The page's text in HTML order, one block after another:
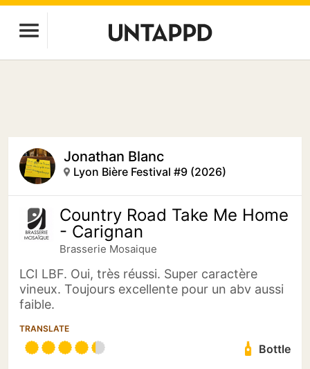
Jonathan Blanc
Lyon Bière Festival #9 (2026)
Country Road Take Me Home
- Carignan
Brasserie Mosaique
LCI LBF. Oui, très réussi. Super caractère
vineux. Toujours excellente pour un abv aussi
faible.
TRANSLATE
Bottle